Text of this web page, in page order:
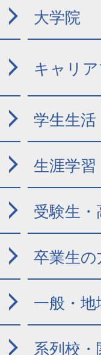
大学院
キャリ
学生生活
生涯学習
受験生
卒業生の
一般・地
系列校